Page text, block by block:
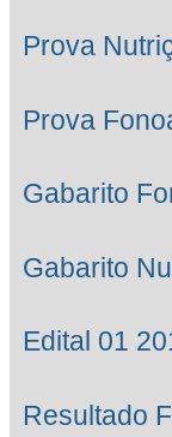
Prova
Prova
Gabarito
Gabarito
Edital 01
Resultado